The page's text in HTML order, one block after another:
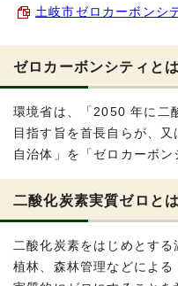
土岐市ゼロカーボンシ
ゼロカーボンシティとは
環境省は、「2050 年に二
目指す旨を首長自らが、
自治体」を「ゼロカーボン
二酸化炭素実質ゼロとは
二酸化炭素をはじめとす
植林、森林管理などによ